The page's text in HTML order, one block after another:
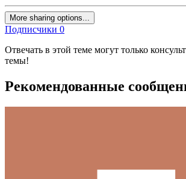
More sharing options...
Подписчики 0
Отвечать в этой теме могут только
темы!
Рекомендованные